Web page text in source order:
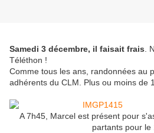
Samedi 3 décembre, il faisait frais .
Téléthon !
Comme tous les ans, randonnées au
adhérents du CLM. Plus ou moins de
A 7h45, Marcel est présent pour
partants pour le